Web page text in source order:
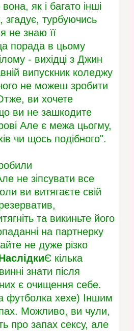
як і багато інші
згадує, турбуючись
не знаю її
порада в цьому
- вихідці з Джин
випускник коледжу
не можеш зробити
ви хочете
ви не зашкодите
Але є межа цьогму,
чи щось подібного".
не зіпсувати все
ви витягаєте свій
та викиньте його
на партнерку
не дуже різко
Є кілька
знати після
є очищення себе.
футболка хехе) Іншим
Можливо, ви чули,
про запах сексу, але